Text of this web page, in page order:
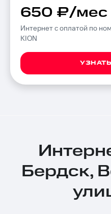
650 ₽/мес
Интернет с оплатой по
KION
Бердск,